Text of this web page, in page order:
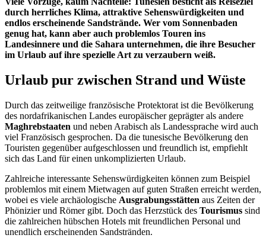
durch herrliches Klima, attraktive Sehenswürdigkeiten und
endlos erscheinende Sandstrände. Wer vom Sonnenbaden
genug hat, kann aber auch problemlos Touren ins
Landesinnere und die Sahara unternehmen, die ihre Besucher
im Urlaub auf ihre spezielle Art zu verzaubern weiß.
Urlaub pur zwischen Strand und Wüste
Durch das zeitweilige französische Protektorat ist die Bevölkerung
des nordafrikanischen Landes europäischer geprägter als andere
Maghrebstaaten und neben Arabisch als Landessprache wird auch
viel Französisch gesprochen. Da die tunesische Bevölkerung den
Touristen gegenüber aufgeschlossen und freundlich ist, empfiehlt
sich das Land für einen unkomplizierten Urlaub.
Zahlreiche interessante Sehenswürdigkeiten können zum Beispiel
problemlos mit einem Mietwagen auf guten Straßen erreicht werden,
wobei es viele archäologische Ausgrabungsstätten aus Zeiten der
Phönizier und Römer gibt. Doch das Herzstück des Tourismus sind
die zahlreichen hübschen Hotels mit freundlichen Personal und
unendlich erscheinenden Sandstränden.